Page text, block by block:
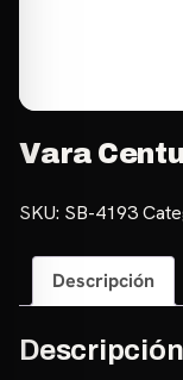
Vara
SKU: SB-4193
Descripción
Descripción